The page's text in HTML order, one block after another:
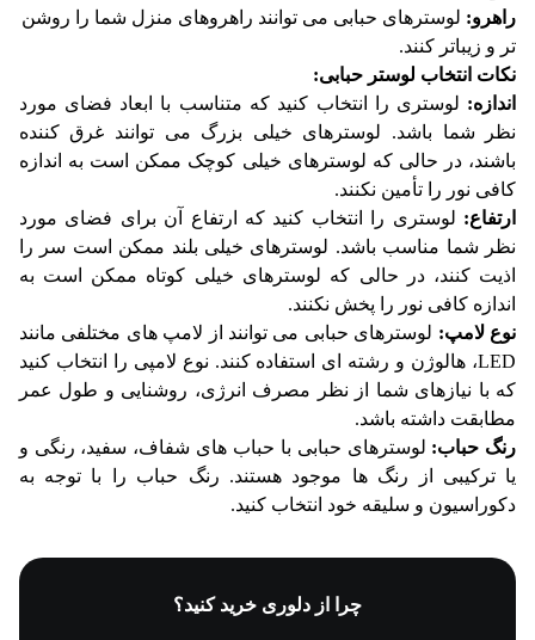
راهرو: لوسترهای حبابی می توانند راهروهای منزل شما را روشن
تر و زیباتر کنند.
نکات انتخاب لوستر حبابی:
اندازه: لوستری را انتخاب کنید که متناسب با ابعاد فضای مورد
نظر شما باشد. لوسترهای خیلی بزرگ می توانند غرق کننده
باشند، در حالی که لوسترهای خیلی کوچک ممکن است به اندازه
کافی نور را تأمین نکنند.
ارتفاع: لوستری را انتخاب کنید که ارتفاع آن برای فضای مورد
نظر شما مناسب باشد. لوسترهای خیلی بلند ممکن است سر را
اذیت کنند، در حالی که لوسترهای خیلی کوتاه ممکن است به
اندازه کافی نور را پخش نکنند.
نوع لامپ: لوسترهای حبابی می توانند از لامپ های مختلفی مانند
LED، هالوژن و رشته ای استفاده کنند. نوع لامپی را انتخاب کنید
که با نیازهای شما از نظر مصرف انرژی، روشنایی و طول عمر
مطابقت داشته باشد.
رنگ حباب: لوسترهای حبابی با حباب های شفاف، سفید، رنگی و
یا ترکیبی از رنگ ها موجود هستند. رنگ حباب را با توجه به
دکوراسیون و سلیقه خود انتخاب کنید.
چرا از دلوری خرید کنید؟